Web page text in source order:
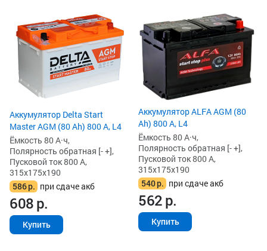
Аккумулятор Delta Start
Master AGM (80 Ah) 800 А, L4
Ёмкость 80 А·ч,
Полярность обратная [- +],
Пусковой ток 800 А,
315x175x190
586р. при сдаче акб
608р.
Купить
Аккумулятор ALFA AGM (80
Ah) 800 А, L4
Ёмкость 80 А·ч,
Полярность обратная [- +],
Пусковой ток 800 А,
315x175x190
540р. при сдаче акб
562р.
Купить